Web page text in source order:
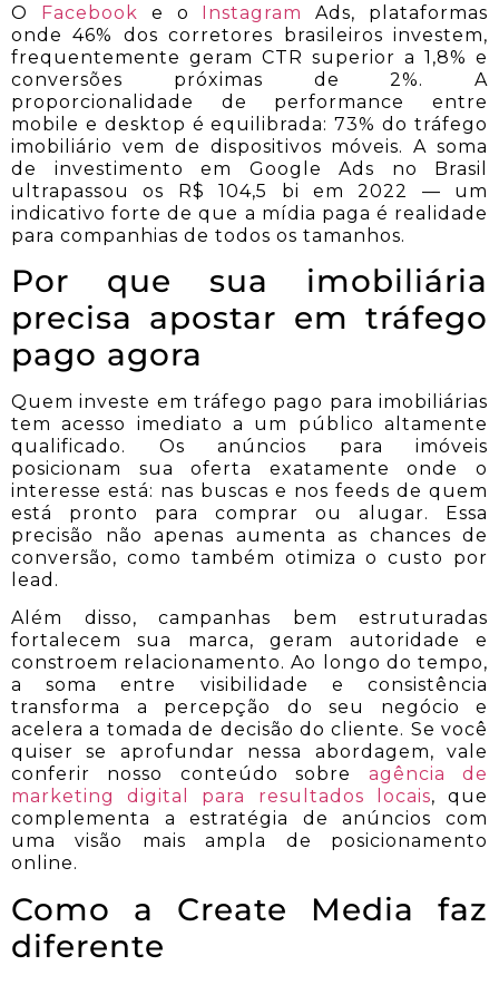
O Facebook e o Instagram
Ads, plataformas
onde 46% dos corretores brasileiros investem,
frequentemente geram CTR superior a 1,8% e
conversões próximas de 2%. A
proporcionalidade de performance entre
mobile e desktop é equilibrada: 73% do tráfego
imobiliário vem de dispositivos móveis. A soma
de investimento em Google Ads no Brasil
ultrapassou os R$ 104,5 bi em 2022 — um
indicativo forte de que a mídia paga é realidade
para companhias de todos os tamanhos.
Por que sua imobiliária
precisa apostar em tráfego
pago agora
Quem investe em tráfego pago para imobiliárias
tem acesso imediato a um público altamente
qualificado. Os anúncios para imóveis
posicionam sua oferta exatamente onde o
interesse está: nas buscas e nos feeds de quem
está pronto para comprar ou alugar. Essa
precisão não apenas aumenta as chances de
conversão, como também otimiza o custo por
lead.
Além disso, campanhas bem estruturadas
fortalecem sua marca, geram autoridade e
constroem relacionamento. Ao longo do tempo,
a soma entre visibilidade e consistência
transforma a percepção do seu negócio e
acelera a tomada de decisão do cliente. Se você
quiser se aprofundar nessa abordagem, vale
conferir nosso conteúdo sobre agência de
marketing digital para resultados locais, que
complementa a estratégia de anúncios com
uma visão mais ampla de posicionamento
online.
Como a Create Media faz
diferente